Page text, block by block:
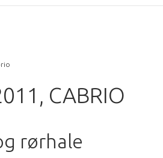
CABRIO
rørhale